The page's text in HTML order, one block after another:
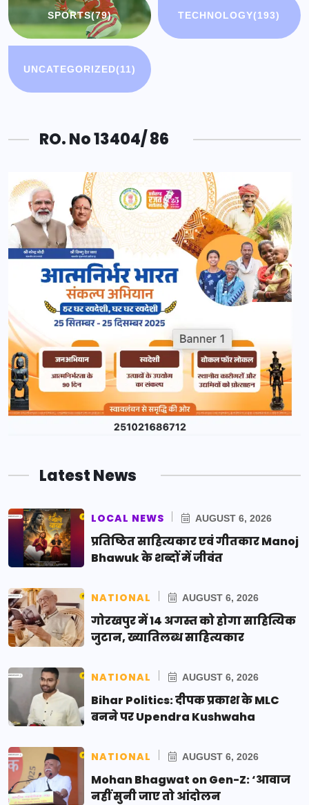
SPORTS(79) TECHNOLOGY(193)
UNCATEGORIZED(11)
RO. No 13404/ 86
Latest News
LOCAL NEWS AUGUST 6, 2026
प्रतिष्ठित साहित्यकार एवं गीतकार Manoj
Bhawuk के शब्दों में जीवंत
NATIONAL AUGUST 6, 2026
गोरखपुर में 14 अगस्त को होगा साहित्यिक
जुटान, ख्यातिलब्ध साहित्यकार
NATIONAL AUGUST 6, 2026
Bihar Politics: दीपक प्रकाश के MLC
बनने पर Upendra Kushwaha
NATIONAL AUGUST 6, 2026
Mohan Bhagwat on Gen-Z: ‘आवाज
नहीं सुनी जाए तो आंदोलन